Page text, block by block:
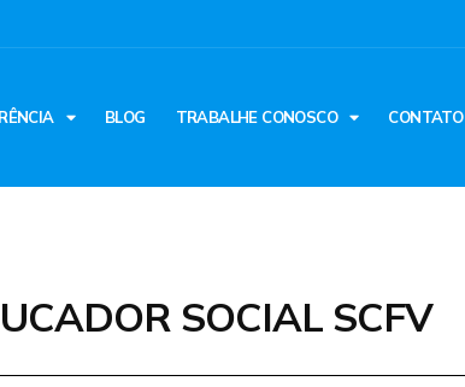
BLOG TRABALHE CONOSCO CONTATO
SOCIAL SCFV